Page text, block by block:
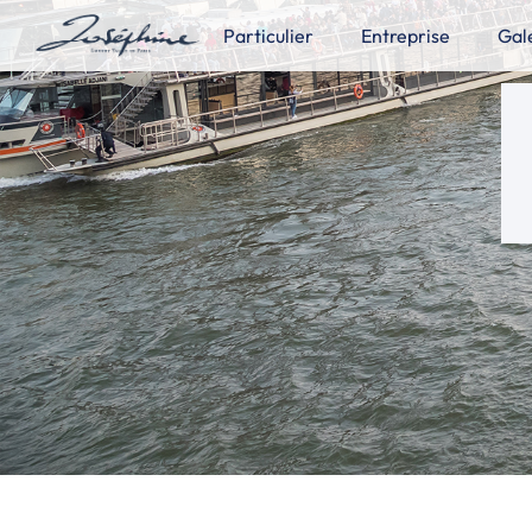
Aller
au
contenu
Particulier Entreprise